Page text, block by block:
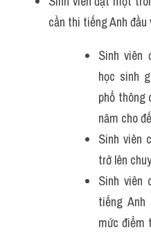
cần thi tiếng Anh đầu
Sinh
học sinh
phổ thông
năm cho
Sinh viên
trở lên
Sinh viên
tiếng
mức điểm